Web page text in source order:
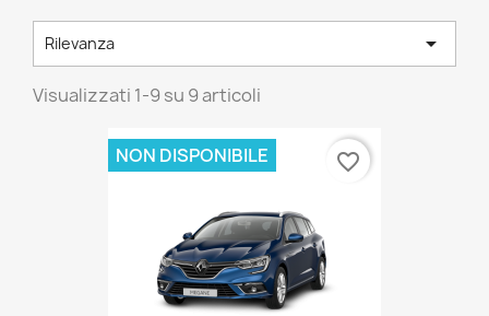
Rilevanza 
Visualizzati 1-9 su 9 articoli
NON DISPONIBILE favorite_border